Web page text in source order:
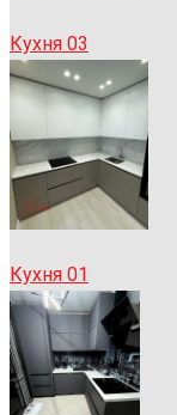
Кухня 03
Кухня 01